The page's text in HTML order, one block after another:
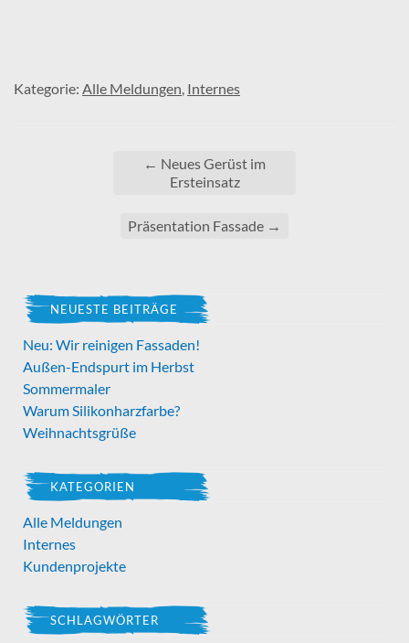
Kategorie: Alle Meldungen, Internes
← Neues Gerüst im
Ersteinsatz
Präsentation Fassade →
NEUESTE BEITRÄGE
Neu: Wir reinigen Fassaden!
Außen-Endspurt im Herbst
Sommermaler
Warum Silikonharzfarbe?
Weihnachtsgrüße
KATEGORIEN
Alle Meldungen
Internes
Kundenprojekte
SCHLAGWÖRTER